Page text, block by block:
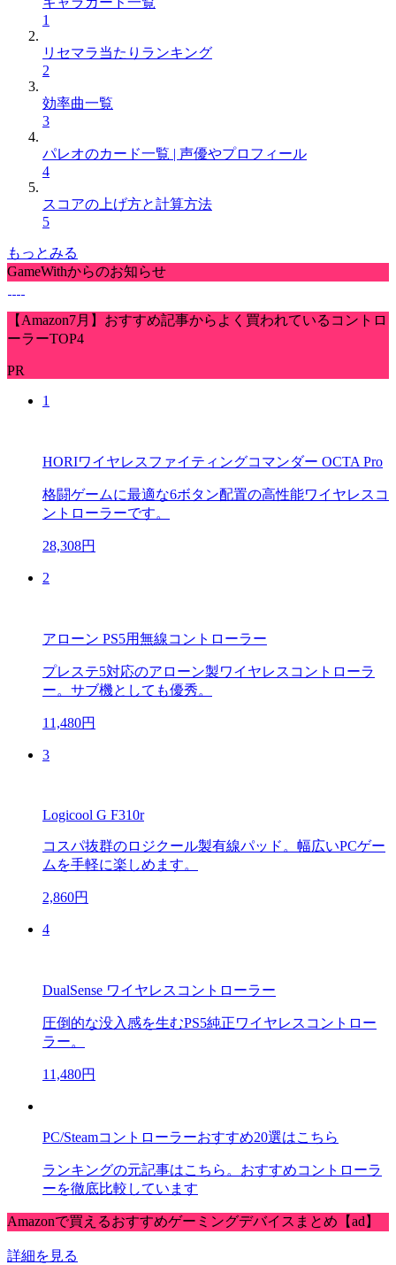
1
リセマラ当たりランキング
2
効率曲一覧
3
パレオのカード一覧 | 声優やプロフィール
4
スコアの上げ方と計算方法
5
もっとみる
GameWithからのお知らせ
【Amazon7月】おすすめ記事からよく買われているコントロ
ーラーTOP4
PR
1
HORIワイヤレスファイティングコマンダー OCTA Pro
格闘ゲームに最適な6ボタン配置の高性能ワイヤレスコ
ントローラーです。
28,308円
2
アローン PS5用無線コントローラー
プレステ5対応のアローン製ワイヤレスコントローラ
ー。サブ機としても優秀。
11,480円
3
Logicool G F310r
コスパ抜群のロジクール製有線パッド。幅広いPCゲー
ムを手軽に楽しめます。
2,860円
4
DualSense ワイヤレスコントローラー
圧倒的な没入感を生むPS5純正ワイヤレスコントロー
ラー。
11,480円
PC/Steamコントローラーおすすめ20選はこちら
ランキングの元記事はこちら。おすすめコントローラ
ーを徹底比較しています
Amazonで買えるおすすめゲーミングデバイスまとめ【ad】
詳細を見る